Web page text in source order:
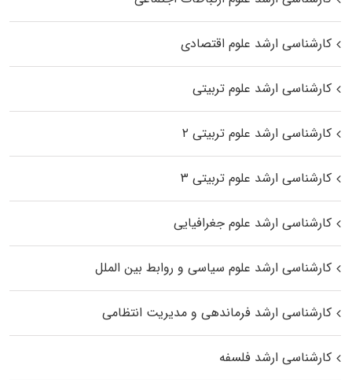
کارشناسی ارشد علوم اقتصادی
کارشناسی ارشد علوم تربیتی
کارشناسی ارشد علوم تربیتی ۲
کارشناسی ارشد علوم تربیتی ۳
کارشناسی ارشد علوم جغرافیایی
کارشناسی ارشد علوم سیاسی و روابط بین الملل
کارشناسی ارشد فرماندهی و مدیریت انتظامی
کارشناسی ارشد فلسفه